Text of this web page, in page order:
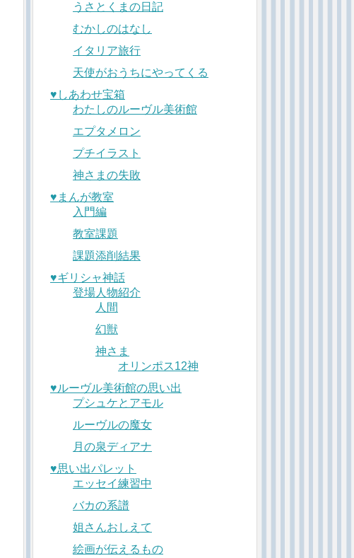
うさとくまの日記
むかしのはなし
イタリア旅行
天使がおうちにやってくる
♥︎しあわせ宝箱
わたしのルーヴル美術館
エプタメロン
プチイラスト
神さまの失敗
♥︎まんが教室
入門編
教室課題
課題添削結果
♥︎ギリシャ神話
登場人物紹介
人間
幻獣
神さま
オリンポス12神
♥︎ルーヴル美術館の思い出
プシュケとアモル
ルーヴルの魔女
月の泉ディアナ
♥︎思い出パレット
エッセイ練習中
バカの系譜
姐さんおしえて
絵画が伝えるもの